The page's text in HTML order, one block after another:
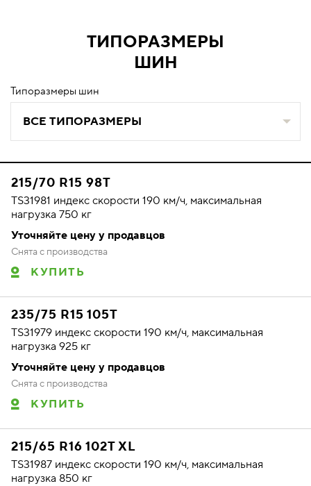
ТИПОРАЗМЕРЫ
ШИН
Типоразмеры шин
ВСЕ ТИПОРАЗМЕРЫ
215/70 R15 98T
TS31981 индекс скорости 190 км/ч, максимальная
нагрузка 750 кг
Уточняйте цену у продавцов
Снята с производства
КУПИТЬ
235/75 R15 105T
TS31979 индекс скорости 190 км/ч, максимальная
нагрузка 925 кг
Уточняйте цену у продавцов
Снята с производства
КУПИТЬ
215/65 R16 102T XL
TS31987 индекс скорости 190 км/ч, максимальная
нагрузка 850 кг